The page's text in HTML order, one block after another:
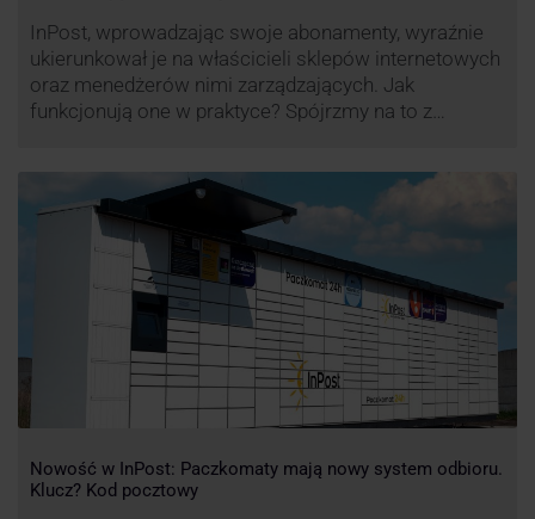
InPost, wprowadzając swoje abonamenty, wyraźnie
ukierunkował je na właścicieli sklepów internetowych
oraz menedżerów nimi zarządzających. Jak
funkcjonują one w praktyce? Spójrzmy na to z
Nowość w InPost: Paczkomaty mają nowy system odbioru.
Klucz? Kod pocztowy